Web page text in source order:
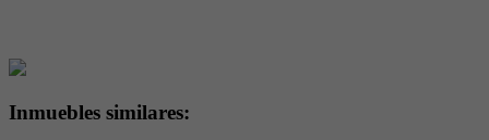
Inmuebles similares: